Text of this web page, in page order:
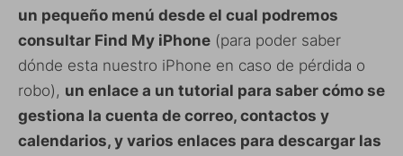
un pequeño menú desde el cual podremos
consultar Find My iPhone (para poder saber
dónde esta nuestro iPhone en caso de pérdida o
robo), un enlace a un tutorial para saber cómo se
gestiona la cuenta de correo, contactos y
calendarios, y varios enlaces para descargar las